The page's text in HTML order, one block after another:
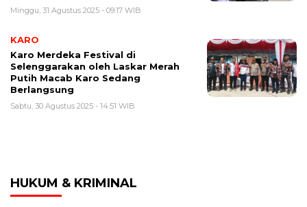
Minggu, 31 Agustus 2025 - 09:17 WIB
KARO
Karo Merdeka Festival di
Selenggarakan oleh Laskar Merah
Putih Macab Karo Sedang
Berlangsung
Sabtu, 30 Agustus 2025 - 14:51 WIB
HUKUM & KRIMINAL